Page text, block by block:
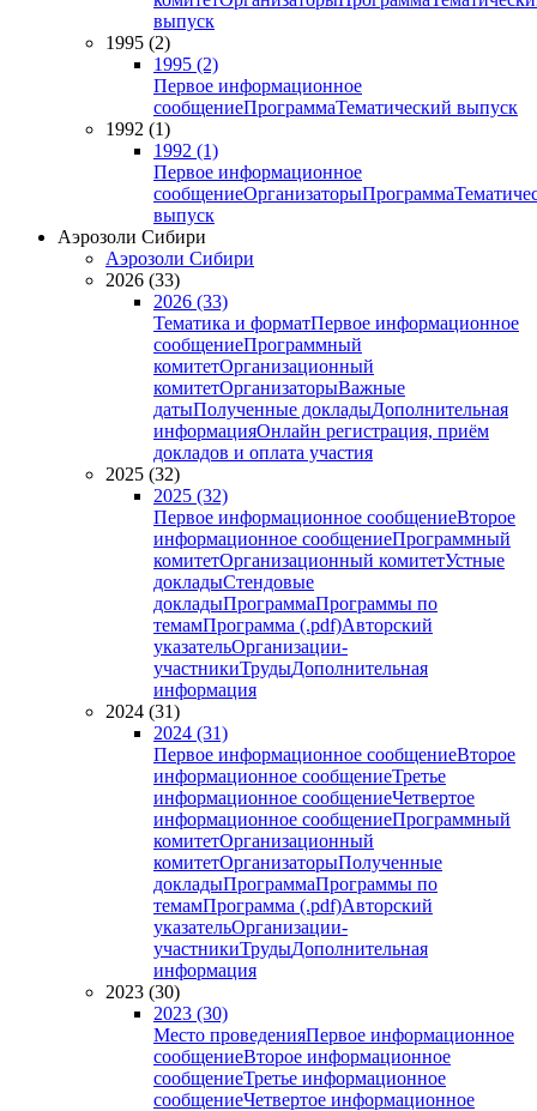
выпуск
1995 (2)
1995 (2)
Первое информационное
сообщениеПрограммаТематический выпуск
1992 (1)
1992 (1)
Первое информационное
сообщениеОрганизаторыПрограмма
выпуск
Аэрозоли Сибири
Аэрозоли Сибири
2026 (33)
2026 (33)
Тематика и форматПервое информационное
сообщениеПрограммный
комитетОрганизационный
комитетОрганизаторыВажные
датыПолученные докладыДополнительная
информацияОнлайн регистрация, приём
докладов и оплата участия
2025 (32)
2025 (32)
Первое информационное сообщениеВторое
информационное сообщениеПрограммный
комитетОрганизационный комитетУстные
докладыСтендовые
докладыПрограммаПрограммы по
темамПрограмма (.pdf)Авторский
указательОрганизации-
участникиТрудыДополнительная
информация
2024 (31)
2024 (31)
Первое информационное сообщениеВторое
информационное сообщениеТретье
информационное сообщениеЧетвертое
информационное сообщениеПрограммный
комитетОрганизационный
комитетОрганизаторыПолученные
докладыПрограммаПрограммы по
темамПрограмма (.pdf)Авторский
указательОрганизации-
участникиТрудыДополнительная
информация
2023 (30)
2023 (30)
Место проведенияПервое информационное
сообщениеВторое информационное
сообщениеТретье информационное
сообщениеЧетвертое информационное